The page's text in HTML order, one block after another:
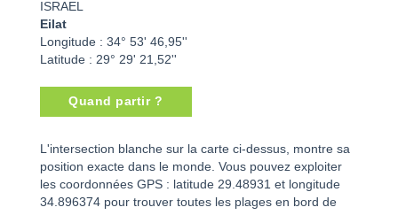
ISRAEL
Eilat
Longitude : 34° 53' 46,95''
Latitude : 29° 29' 21,52''
Quand partir ?
L'intersection blanche sur la carte ci-dessus, montre sa
position exacte dans le monde. Vous pouvez exploiter
les coordonnées GPS : latitude 29.48931 et longitude
34.896374 pour trouver toutes les plages en bord de